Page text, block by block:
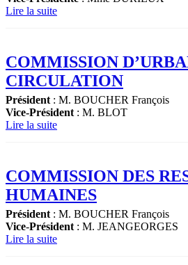
Lire la suite
COMMISSION
CIRCULATION
Président : M. BOUCHER François
Vice-Président : M. BLOT
Lire la suite
COMMISSION DES
HUMAINES
Président : M. BOUCHER François
Vice-Président : M. JEANGEORGES
Lire la suite